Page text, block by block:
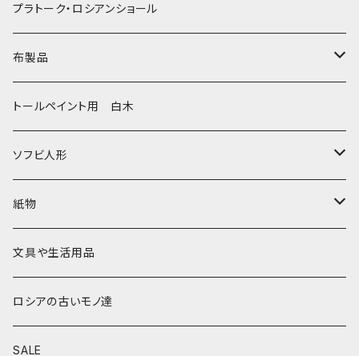
動物マトリョーシカ
セミョーノフの子達
その他のマトショーシカ
キーロフの子達
リュボーフィ・ブズイキナ
タチアナ ドゥビニッチ
エレナ・イワンツォワ
バローニナ・マリヤ
ヴィクトル・ニキーチン
その他
白樺編み
トレイ・平皿
白樺靴
白樺その他
ベル・起きあがりこぼし
オルゴール
キッチン
イースターエッグ
小物入れ・ボトルケース
置物
カラクリおもちゃ
キーホルダー他
ホフロマ
アルハンゲリスク
ゴロジェッツ
ジョストボ
グジェリ
プラトーク・ロシアンショール
布製品
キッチンクロス
ソビエトデザイン 昔の布
切り売り布・リボン
その他
トールペイント用 白木
ソフビ人形
現代物
ソビエト時代モノ等
紙物
本類
お祝い封筒
カード類
文具や生活用品
ロシアの古いモノ達
SALE